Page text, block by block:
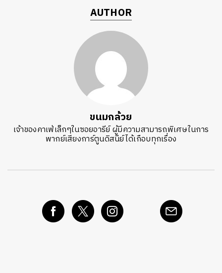
AUTHOR
ขนมกล้วย
เจ้าของคาเฟ่เล็กๆในซอยอารีย์ ผู้มีความสามารถพิเศษในการ
พากย์เสียงการ์ตูนดิสนีย์ได้เกือบทุกเรื่อง